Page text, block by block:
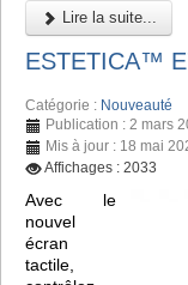
Lire la suite...
ESTETICA™️
Catégorie : Nouveauté
Publication : 2 mars
Mis à jour : 18 mai
Affichages : 2033
Avec le
nouvel
écran
tactile,